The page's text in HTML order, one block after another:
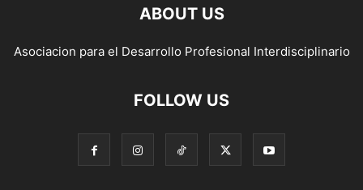
ABOUT US
Asociacion para el Desarrollo Profesional Interdisciplinario
FOLLOW US